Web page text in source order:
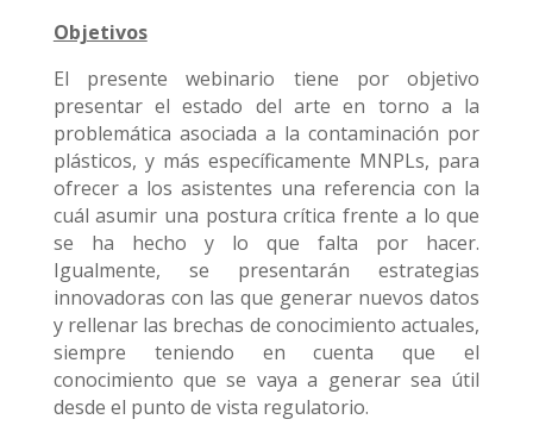
Objetivos
El presente webinario tiene por objetivo
presentar el estado del arte en torno a la
problemática asociada a la contaminación por
plásticos, y más específicamente MNPLs, para
ofrecer a los asistentes una referencia con la
cuál asumir una postura crítica frente a lo que
se ha hecho y lo que falta por hacer.
Igualmente, se presentarán estrategias
innovadoras con las que generar nuevos datos
y rellenar las brechas de conocimiento actuales,
siempre teniendo en cuenta que el
conocimiento que se vaya a generar sea útil
desde el punto de vista regulatorio.